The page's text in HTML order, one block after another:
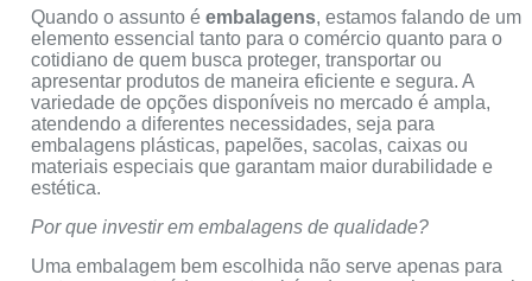
Quando o assunto éembalagens, estamos falando de um
elemento essencial tanto para o comércio quanto para o
cotidiano de quem busca proteger, transportar ou
apresentar produtos de maneira eficiente e segura. A
variedade de opções disponíveis no mercado é ampla,
atendendo a diferentes necessidades, seja para
embalagens plásticas, papelões, sacolas, caixas ou
materiais especiais que garantam maior durabilidade e
estética.
Por que investir em embalagens de qualidade?
Uma embalagem bem escolhida não serve apenas para